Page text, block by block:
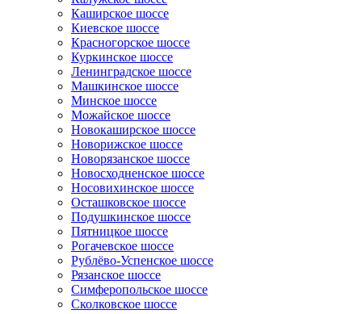
Каширское шоссе
Киевское шоссе
Красногорское шоссе
Куркинское шоссе
Ленинградское шоссе
Машкинское шоссе
Минское шоссе
Можайское шоссе
Новокаширское шоссе
Новорижское шоссе
Новорязанское шоссе
Новосходненское шоссе
Носовихинское шоссе
Осташковское шоссе
Подушкинское шоссе
Пятницкое шоссе
Рогачевское шоссе
Рублёво-Успенское шоссе
Рязанское шоссе
Симферопольское шоссе
Сколковское шоссе